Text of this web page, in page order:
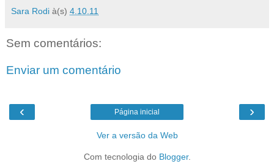
Sara Rodi à(s) 4.10.11
Sem comentários:
Enviar um comentário
‹ ›
Página inicial
Ver a versão da Web
Com tecnologia do Blogger.